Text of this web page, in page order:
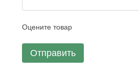
Оцените товар
Отправить